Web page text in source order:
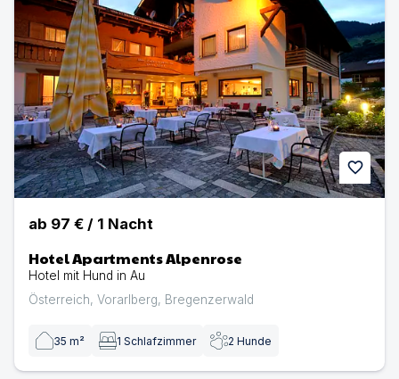
favorite
ab 97 € / 1 Nacht
Hotel Apartments Alpenrose
Hotel mit Hund in Au
Österreich, Vorarlberg, Bregenzerwald
35 m² 1 Schlafzimmer 2 Hunde